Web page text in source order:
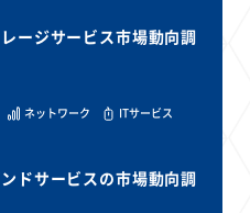
ージサービス市場動向調
ネットワーク
ITサービス
ドサービスの市場動向調